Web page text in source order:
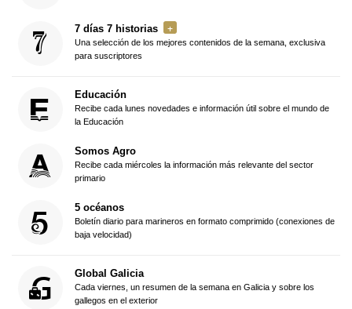
7 días 7 historias
Una selección de los mejores contenidos de la semana, exclusiva
para suscriptores
Educación
Recibe cada lunes novedades e información útil sobre el mundo de
la Educación
Somos Agro
Recibe cada miércoles la información más relevante del sector
primario
5 océanos
Boletín diario para marineros en formato comprimido (conexiones de
baja velocidad)
Global Galicia
Cada viernes, un resumen de la semana en Galicia y sobre los
gallegos en el exterior